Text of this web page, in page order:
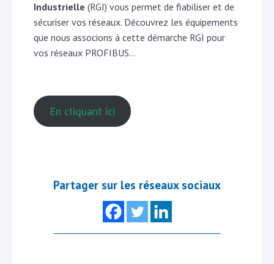
Industrielle (RGI) vous permet de fiabiliser et de
sécuriser vos réseaux. Découvrez les équipements
que nous associons à cette démarche RGI pour
vos réseaux PROFIBUS…
En cliquant ici
Partager sur les réseaux sociaux